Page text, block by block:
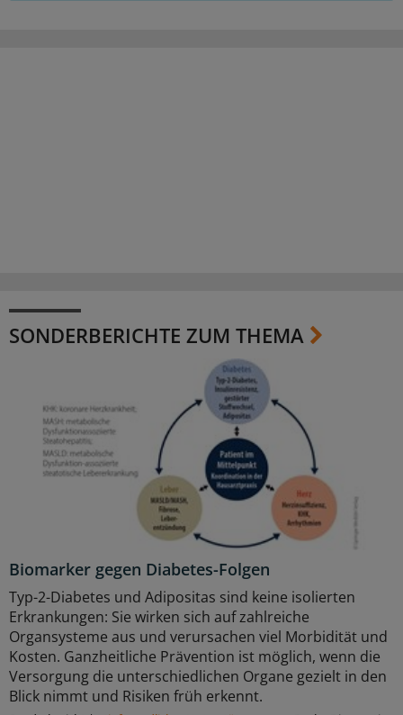
SONDERBERICHTE ZUM THEMA
Biomarker gegen Diabetes-Folgen
Typ-2-Diabetes und Adipositas sind keine isolierten
Erkrankungen: Sie wirken sich auf zahlreiche
Organsysteme aus und verursachen viel Morbidität und
Kosten. Ganzheitliche Prävention ist möglich, wenn die
Versorgung die unterschiedlichen Organe gezielt in den
Blick nimmt und Risiken früh erkennt.